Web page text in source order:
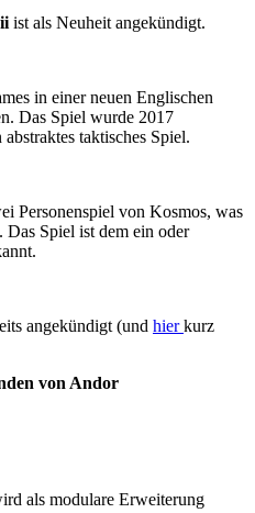
ist als Neuheit angekündigt.
in einer neuen Englischen
Das Spiel wurde 2017
taktisches Spiel.
Personenspiel von Kosmos, was
Spiel ist dem ein oder
angekündigt (und hierkurz
von Andor
als modulare Erweiterung